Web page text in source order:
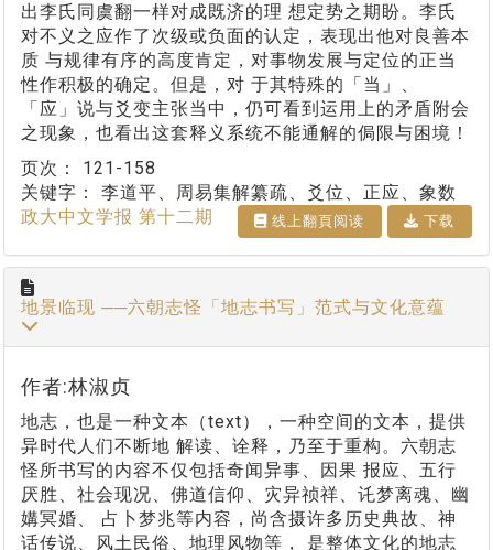
出李氏同虞翻一样对成既济的理 想定势之期盼。李氏
对不义之应作了次级或负面的认定，表现出他对良善本
质 与规律有序的高度肯定，对事物发展与定位的正当
性作积极的确定。但是，对 于其特殊的「当」、
「应」说与爻变主张当中，仍可看到运用上的矛盾附会
之现象，也看出这套释义系统不能通解的侷限与困境！
页次： 121-158
关键字： 李道平、周易集解纂疏、爻位、正应、象数
政大中文学报 第十二期
线上翻⾴阅读 下载
地景临现 ──六朝志怪「地志书写」范式与文化意蕴
作者:林淑贞
地志，也是一种文本（text），一种空间的文本，提供
异时代人们不断地 解读、诠释，乃至于重构。六朝志
怪所书写的内容不仅包括奇闻异事、因果 报应、五行
厌胜、社会现况、佛道信仰、灾异祯祥、讬梦离魂、幽
媾冥婚、 占卜梦兆等内容，尚含摄许多历史典故、神
话传说、风土民俗、地理风物等， 是整体文化的地志